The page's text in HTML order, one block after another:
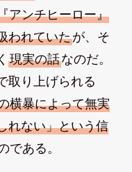
アンチヒーロー』
われていたが、そ
現実の話なのだ。
取り上げられる
横暴によって無実
れない」という信
である。